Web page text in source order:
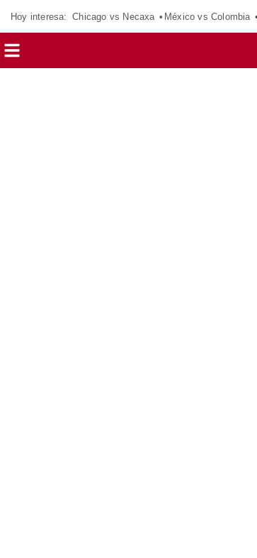
Hoy interesa: Chicago vs Necaxa México vs Colombia